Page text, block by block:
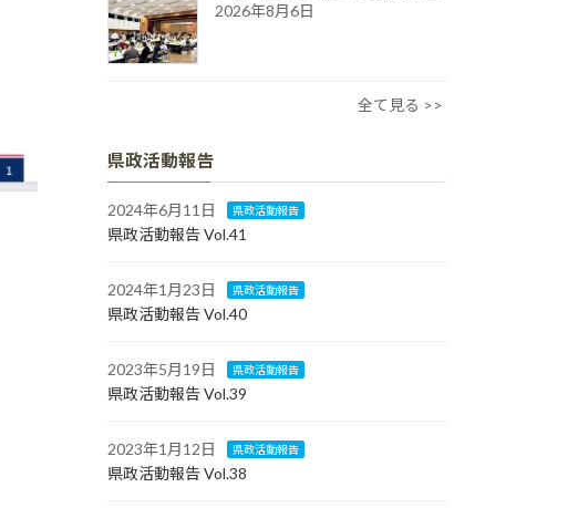
2026年8月6日
全て見る >>
県政活動報告
2024年6月11日 県政活動報告
県政活動報告 Vol.41
2024年1月23日 県政活動報告
県政活動報告 Vol.40
2023年5月19日 県政活動報告
県政活動報告 Vol.39
2023年1月12日 県政活動報告
県政活動報告 Vol.38